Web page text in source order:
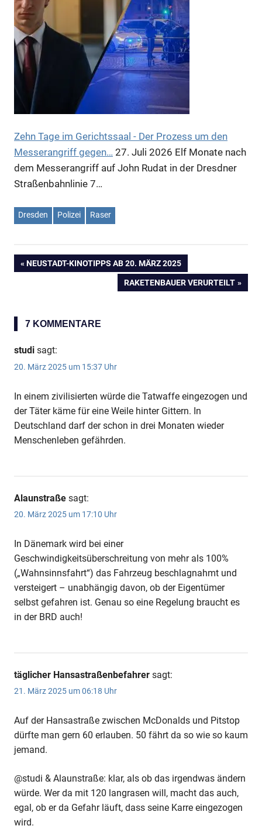
Anzeige
Anzeige
Anzeige
Anzeige
Zehn Tage im Gerichtssaal - Der Prozess um den
Messerangriff gegen… 27. Juli 2026 Elf Monate nach
dem Messerangriff auf John Rudat in der Dresdner
Straßenbahnlinie 7…
Dresden Polizei Raser
Beitragsnavigation
VORHERIGER
NEUSTADT-KINOTIPPS AB 20. MÄRZ 2025
NÄCHSTER
RAKETENBAUER VERURTEILT
7 KOMMENTARE
studi sagt:
20. März 2025 um 15:37 Uhr
In einem zivilisierten würde die Tatwaffe eingezogen und
der Täter käme für eine Weile hinter Gittern. In
Deutschland darf der schon in drei Monaten wieder
Menschenleben gefährden.
Alaunstraße sagt:
20. März 2025 um 17:10 Uhr
In Dänemark wird bei einer
Geschwindigkeitsüberschreitung von mehr als 100%
(„Wahnsinnsfahrt“) das Fahrzeug beschlagnahmt und
versteigert – unabhängig davon, ob der Eigentümer
selbst gefahren ist. Genau so eine Regelung braucht es
in der BRD auch!
täglicher Hansastraßenbefahrer sagt:
21. März 2025 um 06:18 Uhr
Auf der Hansastraße zwischen McDonalds und Pitstop
dürfte man gern 60 erlauben. 50 fährt da so wie so kaum
jemand.
@studi & Alaunstraße: klar, als ob das irgendwas ändern
würde. Wer da mit 120 langrasen will, macht das auch,
egal, ob er da Gefahr läuft, dass seine Karre eingezogen
wird.